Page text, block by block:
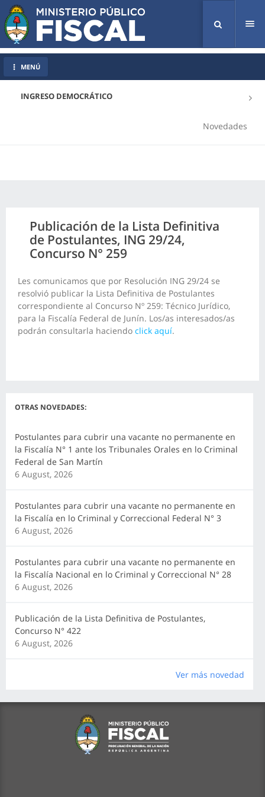
INGRESO DEMOCRÁTICO
Novedades
MENÚ
Publicación de la Lista Definitiva
de Postulantes, ING 29/24,
Concurso N° 259
Les comunicamos que por Resolución ING 29/24 se
resolvió publicar la Lista Definitiva de Postulantes
correspondiente al Concurso Nº 259: Técnico Jurídico,
para la Fiscalía Federal de Junín. Los/as interesados/as
podrán consultarla haciendo click aquí.
OTRAS NOVEDADES:
Postulantes para cubrir una vacante no permanente en
la Fiscalía N° 1 ante los Tribunales Orales en lo Criminal
Federal de San Martín
6 August, 2026
Postulantes para cubrir una vacante no permanente en
la Fiscalía en lo Criminal y Correccional Federal N° 3
6 August, 2026
Postulantes para cubrir una vacante no permanente en
la Fiscalía Nacional en lo Criminal y Correccional N° 28
6 August, 2026
Publicación de la Lista Definitiva de Postulantes,
Concurso N° 422
6 August, 2026
Ver más novedad